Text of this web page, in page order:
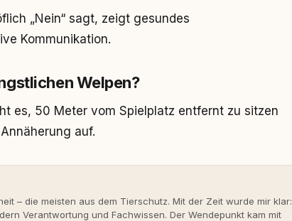
„Nein“ sagt, zeigt gesundes
Kommunikation.
Welpen?
es, 50 Meter vom Spielplatz entfernt zu sitzen
auf.
– die meisten aus dem Tierschutz. Mit der Zeit wurde mir klar:
Verantwortung und Fachwissen. Der Wendepunkt kam mit